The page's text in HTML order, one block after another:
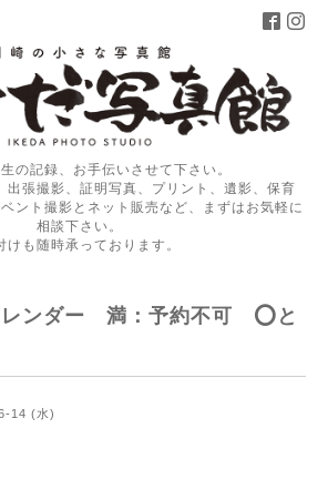
の記録、お手伝いさせて下さい。
出張撮影、証明写真、プリント、遺影、保育
ント撮影とネット販売など、まずはお気軽に
相談下さい。
けも随時承っております。
レンダー 満：予約不可 ⭕️と
14 (水)